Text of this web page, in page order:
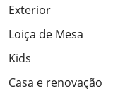
Exterior
Loiça de Mesa
Kids
Casa e renovação